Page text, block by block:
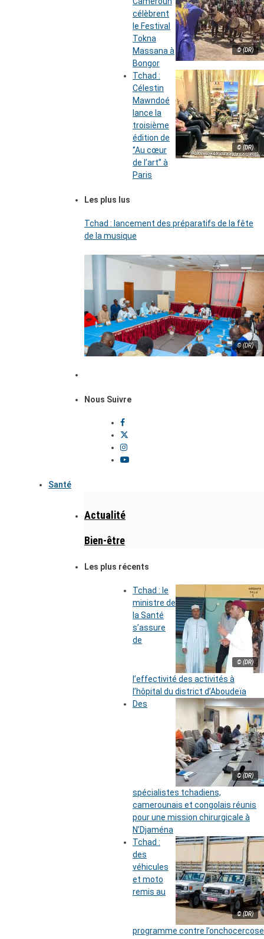
© (DR)
célèbrent
le Festival
Tokna
Massana à
Bongor
© (DR)
Tchad :
Célestin
Mawndoé
lance la
troisième
édition de
‘’Au cœur
de l’art’’ à
Paris
Les plus lus
Tchad : lancement des préparatifs de la fête
de la musique
© (DR)
Nous Suivre
Santé
Actualité
Bien-être
Les plus récents
© (DR)
Tchad : le
ministre de
la Santé
s’assure
de
l’effectivité des activités à
l’hôpital du district d’Aboudeïa
© (DR)
Des
spécialistes tchadiens,
camerounais et congolais réunis
pour une mission chirurgicale à
N’Djaména
© (DR)
Tchad :
des
véhicules
et moto
remis au
programme contre l’onchocercose